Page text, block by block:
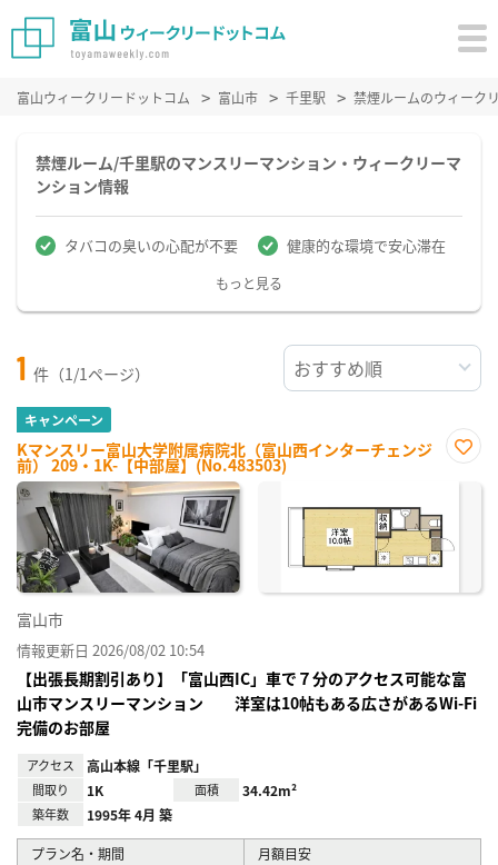
富山ウィークリードットコム 富山市 千里駅 禁煙ルームのウィーク
禁煙ルーム/千里駅のマンスリーマンション・ウィークリーマ
ンション情報
タバコの臭いの心配が不要 健康的な環境で安心滞在
もっと見る
1 件（1/1ページ）
キャンペーン
Kマンスリー富山大学附属病院北（富山西インターチェンジ
前） 209・1K-【中部屋】(No.483503)
に入
富山市
情報更新日 2026/08/02 10:54
【出張長期割引あり】「富山西IC」車で７分のアクセス可能な富
山市マンスリーマンション 洋室は10帖もある広さがあるWi-Fi
完備のお部屋
アクセス 高山本線「千里駅」
間取り 1K 面積 34.42m²
築年数 1995年 4月 築
プラン名・期間 月額目安